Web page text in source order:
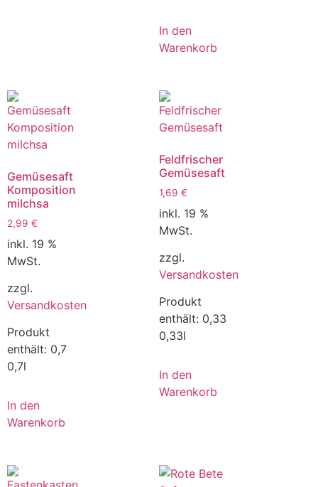
In den
Warenkorb
Gemüsesaft
Komposition
milchsa
2,99 €
inkl. 19 %
MwSt.
zzgl.
Versandkosten
Produkt
enthält: 0,7
0,7l
In den
Warenkorb
Feldfrischer
Gemüsesaft
1,69 €
inkl. 19 %
MwSt.
zzgl.
Versandkosten
Produkt
enthält: 0,33
0,33l
In den
Warenkorb